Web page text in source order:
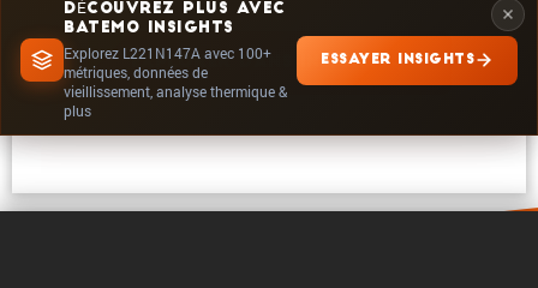
DÉCOUVREZ PLUS AVEC
BATEMO INSIGHTS
Explorez L221N147A avec 100+
métriques, données de
vieillissement, analyse thermique &
plus
ESSAYER INSIGHTS
EXPLORER DANS INSIGHTS